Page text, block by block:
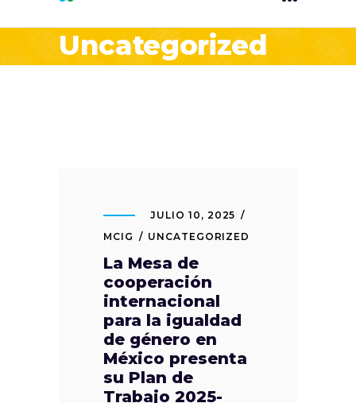
Uncategorized
JULIO 10, 2025
MCIG
UNCATEGORIZED
La Mesa de
cooperación
internacional
para la igualdad
de género en
México presenta
su Plan de
Trabajo 2025-